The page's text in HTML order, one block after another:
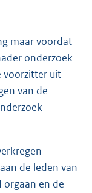
maar voordat
onderzoek
voorzitter uit
van de
de leden van
orgaan en de